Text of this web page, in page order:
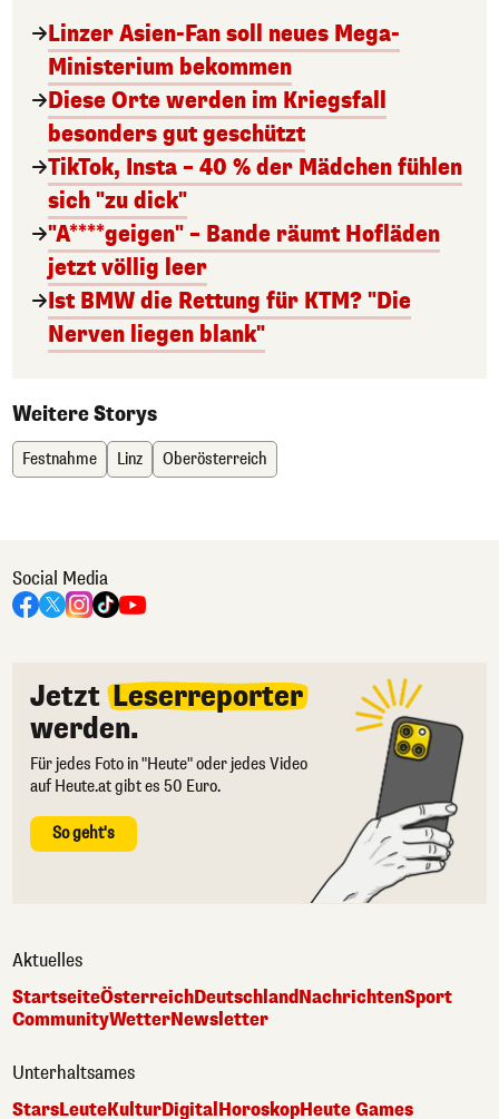
Linzer Asien-Fan soll neues Mega-
Ministerium bekommen
Diese Orte werden im Kriegsfall
besonders gut geschützt
TikTok, Insta – 40 % der Mädchen fühlen
sich "zu dick"
"A****geigen" – Bande räumt Hofläden
jetzt völlig leer
Ist BMW die Rettung für KTM? "Die
Nerven liegen blank"
Weitere Storys
Festnahme Linz Oberösterreich
Social Media
Jetzt Leserreporter
werden.
Für jedes Foto in "Heute" oder jedes Video
auf Heute.at gibt es 50 Euro.
So geht's
Aktuelles
StartseiteÖsterreichDeutschlandNachrichtenSport
CommunityWetterNewsletter
Unterhaltsames
StarsLeuteKulturDigital HoroskopHeute Games